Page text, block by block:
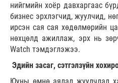
нийгмийн хоёр давхаргаас
бизнес эрхлэгчид, жуулчид,
ирсэн сая сая хөдөлмөрийн
нөхцөлд ажиллаж, эрх нь
Watch тэмдэглэжээ.
Эдийн засаг, сэтгэлзүйн